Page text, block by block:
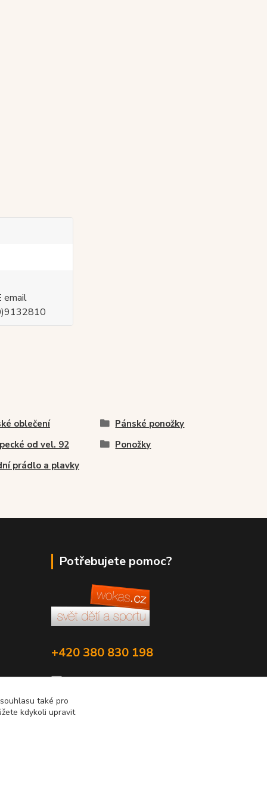
email
oblečení
Pánské ponožky
od vel. 92
Ponožky
prádlo a plavky
Potřebujete pomoc?
+420 380 830 198
wokas.online@yahoo.cz
také pro
kdykoli upravit